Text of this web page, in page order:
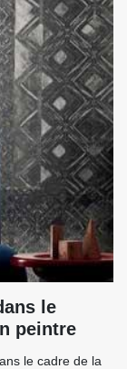
le
peintre
le cadre de la